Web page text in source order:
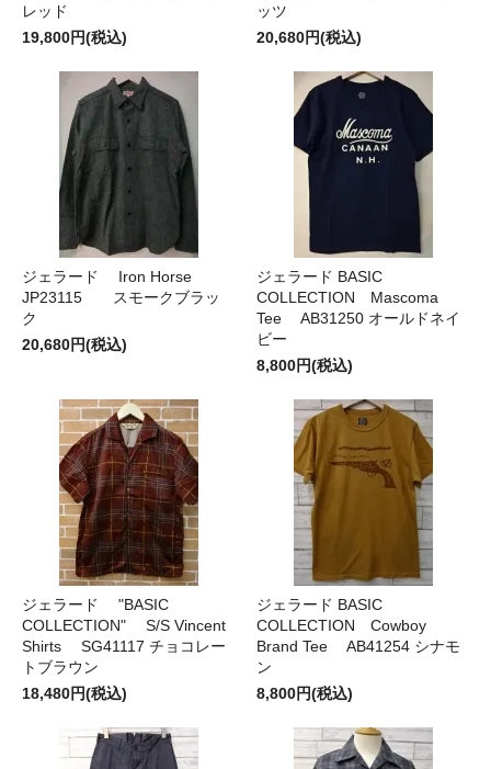
レッド
19,800円(税込)
ッツ
20,680円(税込)
ジェラード Iron Horse
JP23115 スモークブラッ
ク
20,680円(税込)
ジェラード BASIC
COLLECTION Mascoma
Tee AB31250 オールドネイ
ビー
8,800円(税込)
ジェラード "BASIC
COLLECTION" S/S Vincent
Shirts SG41117 チョコレー
トブラウン
18,480円(税込)
ジェラード BASIC
COLLECTION Cowboy
Brand Tee AB41254 シナモ
ン
8,800円(税込)